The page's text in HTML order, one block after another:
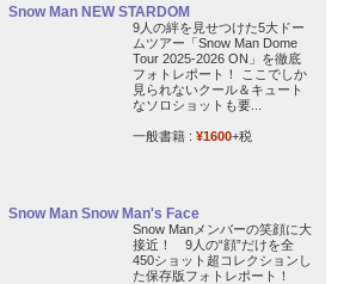
Snow Man NEW STARDOM
9人の絆を見せつけた5大ドー
ムツアー「Snow Man Dome
Tour 2025-2026 ON」を徹底
フォトレポート！ ここでしか
見られないクール＆キュート
なソロショットも要...
一般書籍 : ¥1600+税
Snow Man Snow Man's Face
Snow Manメンバーの笑顔に大
接近！ 9人の“顔”だけを全
450ショット超コレクションし
た保存版フォトレポート！